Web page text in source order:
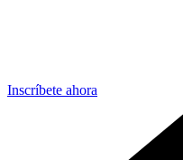
Inscríbete ahora